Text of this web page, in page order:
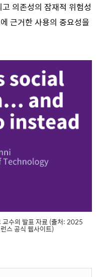
의존성의 잠재적 위험성
근거한 사용의 중요성을
교수의 발표 자료 (출처: 2025
스 공식 웹사이트)